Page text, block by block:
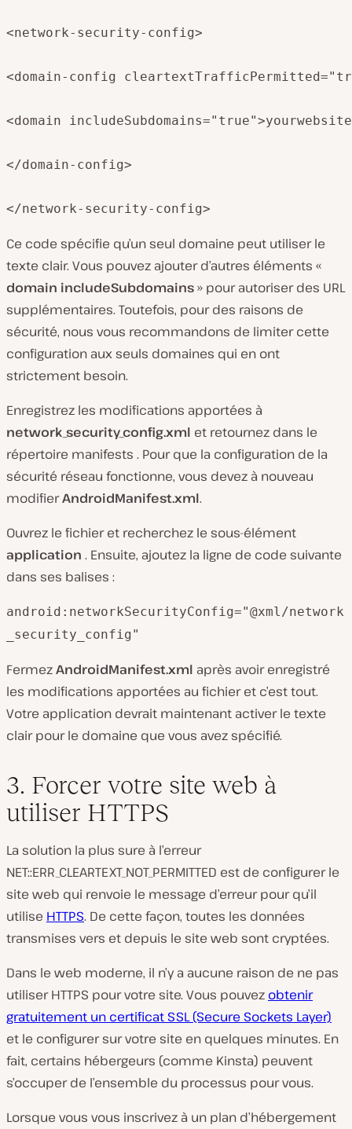
<network-security-config>
<domain-config
<domain
</domain-config>
</network-security-config>
Ce code spécifie qu’un seul domaine peut utiliser le
texte clair. Vous pouvez ajouter d’autres éléments «
domain includeSubdomains» pour autoriser des URL
supplémentaires. Toutefois, pour des raisons de
sécurité, nous vous recommandons de limiter cette
configuration aux seuls domaines qui en ont
strictement besoin.
Enregistrez les modifications apportées à
network_security_config.xml et retournez dans le
répertoire manifests . Pour que la configuration de la
sécurité réseau fonctionne, vous devez à nouveau
modifierAndroidManifest.xml.
Ouvrez le fichier et recherchez le sous-élément
application . Ensuite, ajoutez la ligne de code suivante
dans ses balises :
android:networkSecurityConfig="@xml/network
_security_config"
FermezAndroidManifest.xml après avoir enregistré
les modifications apportées au fichier et c’est tout.
Votre application devrait maintenant activer le texte
clair pour le domaine que vous avez spécifié.
3. Forcer votre site web à
utiliser HTTPS
La solution la plus sure à l’erreur
NET::ERR_CLEARTEXT_NOT_PERMITTED est de configurer le
site web qui renvoie le message d’erreur pour qu’il
utilise HTTPS. De cette façon, toutes les données
transmises vers et depuis le site web sont cryptées.
Dans le web moderne, il n’y a aucune raison de ne pas
utiliser HTTPS pour votre site. Vous pouvez obtenir
gratuitement un certificat SSL (Secure Sockets Layer)
et le configurer sur votre site en quelques minutes. En
fait, certains hébergeurs (comme Kinsta) peuvent
s’occuper de l’ensemble du processus pour vous.
Lorsque vous vous inscrivez à un plan d’hébergement